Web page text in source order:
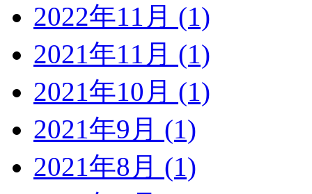
2022年11月 (1)
2021年11月 (1)
2021年10月 (1)
2021年9月 (1)
2021年8月 (1)